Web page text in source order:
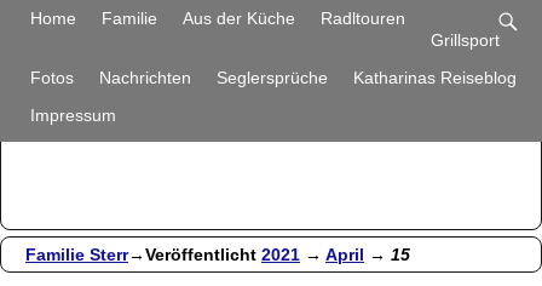
Home Familie Aus der Küche
Radltouren
Grillsport
Fotos
Nachrichten Seglersprüche
Katharinas Reiseblog
Impressum
Familie Sterr
Familie Sterr→Veröffentlicht 2021 → April → 15